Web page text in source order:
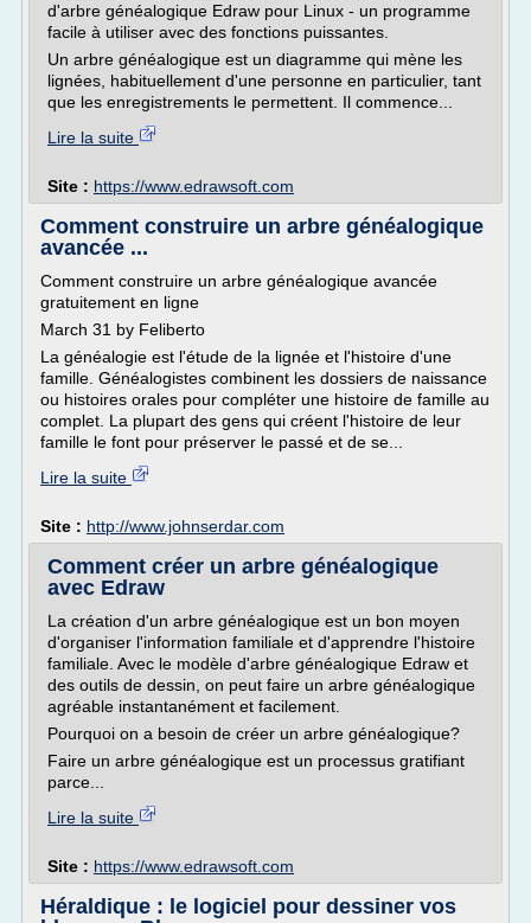
d'arbre généalogique Edraw pour Linux - un programme
facile à utiliser avec des fonctions puissantes.
Un arbre généalogique est un diagramme qui mène les
lignées, habituellement d'une personne en particulier, tant
que les enregistrements le permettent. Il commence...
Lire la suite
Site : https://www.edrawsoft.com
Comment construire un arbre généalogique
avancée ...
Comment construire un arbre généalogique avancée
gratuitement en ligne
March 31 by Feliberto
La généalogie est l'étude de la lignée et l'histoire d'une
famille. Généalogistes combinent les dossiers de naissance
ou histoires orales pour compléter une histoire de famille au
complet. La plupart des gens qui créent l'histoire de leur
famille le font pour préserver le passé et de se...
Lire la suite
Site : http://www.johnserdar.com
Comment créer un arbre généalogique
avec Edraw
La création d'un arbre généalogique est un bon moyen
d'organiser l'information familiale et d'apprendre l'histoire
familiale. Avec le modèle d'arbre généalogique Edraw et
des outils de dessin, on peut faire un arbre généalogique
agréable instantanément et facilement.
Pourquoi on a besoin de créer un arbre généalogique?
Faire un arbre généalogique est un processus gratifiant
parce...
Lire la suite
Site : https://www.edrawsoft.com
Héraldique : le logiciel pour dessiner vos